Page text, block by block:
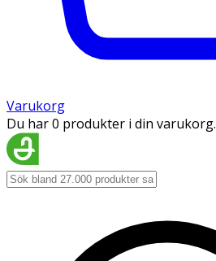
Varukorg
Du har 0 produkter i din varukorg.